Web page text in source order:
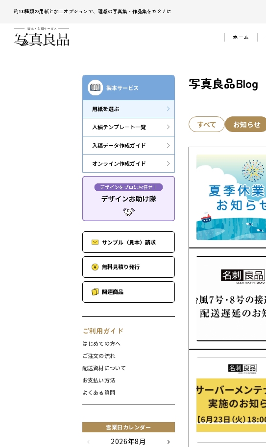
約100種類の用紙と加工オプションで、理想の写真集・作品集をカタチに
ホーム
製本サービス
用紙を選ぶ
入稿テンプレート一覧
入稿データ作成ガイド
オンライン作成ガイド
サンプル（見本）請求
無料見積り発行
関連商品
ご利用ガイド
はじめての方へ
ご注文の流れ
配送資材について
お支払い方法
よくある質問
営業日カレンダー
2026年8月
写真良品Blog
すべて お知らせ